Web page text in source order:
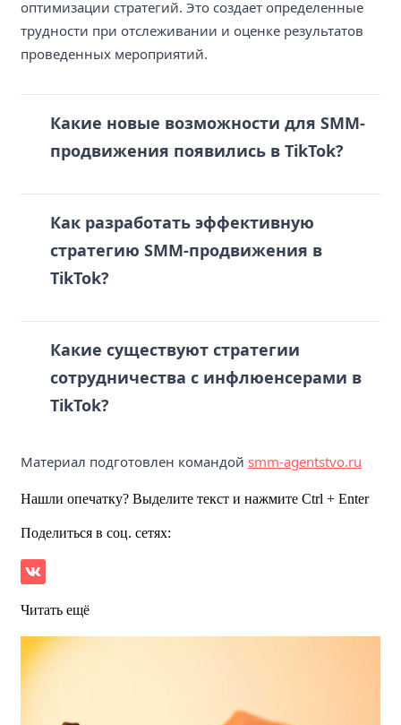
оптимизации стратегий. Это создает определенные
трудности при отслеживании и оценке результатов
проведенных мероприятий.
Какие новые возможности для SMM-
продвижения появились в TikTok?
Как разработать эффективную
стратегию SMM-продвижения в
TikTok?
Какие существуют стратегии
сотрудничества с инфлюенсерами в
TikTok?
Материал подготовлен командой smm-agentstvo.ru
Нашли опечатку? Выделите текст и нажмите Ctrl + Enter
Поделиться в соц. сетях:
Читать ещё